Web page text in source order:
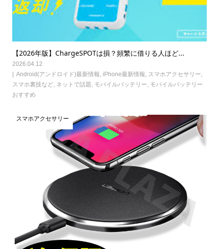
【2026年版】ChargeSPOTは損？頻繁に借りる人ほど...
2026.04.12
Android(アンドロイド)最新情報 iPhone最新情報 スマホアクセサリー
スマホ裏技など, ネットで話題 モバイルバッテリー モバイルバッテリー
おすすめ
スマホアクセサリー